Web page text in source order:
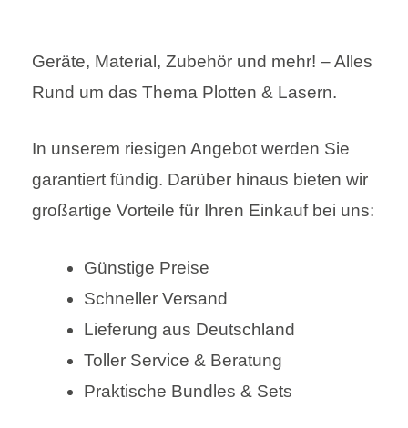
Geräte, Material, Zubehör und mehr! – Alles
Rund um das Thema Plotten & Lasern.
In unserem riesigen Angebot werden Sie
garantiert fündig. Darüber hinaus bieten wir
großartige Vorteile für Ihren Einkauf bei uns:
Günstige Preise
Schneller Versand
Lieferung aus Deutschland
Toller Service & Beratung
Praktische Bundles & Sets